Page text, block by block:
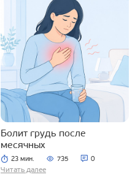
Болит грудь после
месячных
23 мин. 735 0
Читать далее